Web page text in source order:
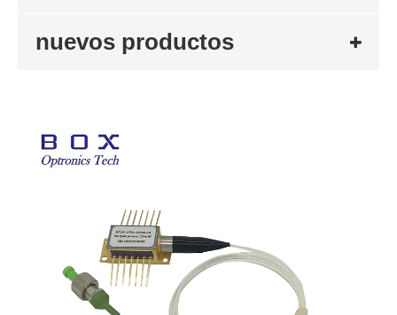
nuevos productos